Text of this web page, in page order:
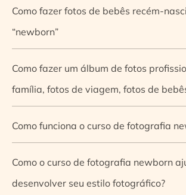
Como fazer fotos de bebês recém-
“newborn”
Como fazer um álbum de fotos
família, fotos de viagem, fotos de
Como funciona o curso de fotografia
Como o curso de fotografia newborn
desenvolver seu estilo fotográfico?